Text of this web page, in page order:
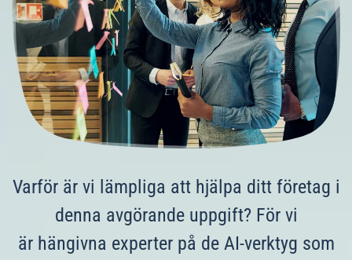
Varför är vi lämpliga att hjälpa ditt företag i
denna avgörande uppgift? För vi
är hängivna experter på de AI-verktyg som